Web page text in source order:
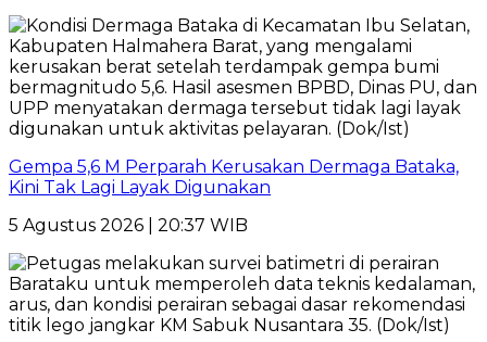
Gempa 5,6 M Perparah Kerusakan Dermaga Bataka,
Kini Tak Lagi Layak Digunakan
5 Agustus 2026 | 20:37 WIB